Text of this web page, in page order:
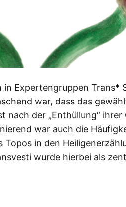
in Expertengruppen Trans*
war, dass das
nach der „Enthüllung“
war auch die
Topos in den
wurde hierbei als